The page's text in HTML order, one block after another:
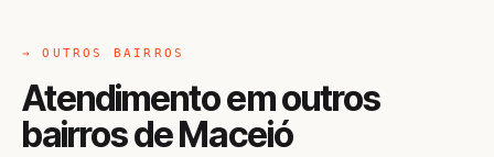
→ OUTROS BAIRROS
Atendimento em outros
bairros de Maceió